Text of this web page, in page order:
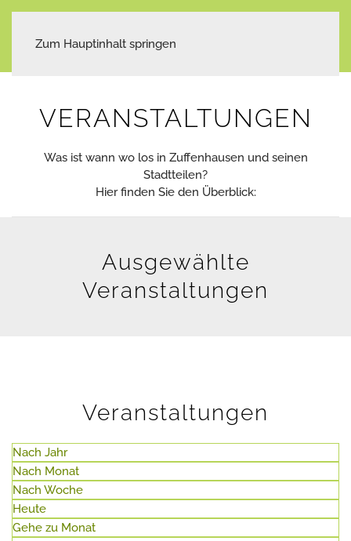
Zum Hauptinhalt springen
VERANSTALTUNGEN
Was ist wann wo los in Zuffenhausen und seinen
Stadtteilen?
Hier finden Sie den Überblick:
Ausgewählte
Veranstaltungen
Veranstaltungen
Nach Jahr
Nach Monat
Nach Woche
Heute
Gehe zu Monat